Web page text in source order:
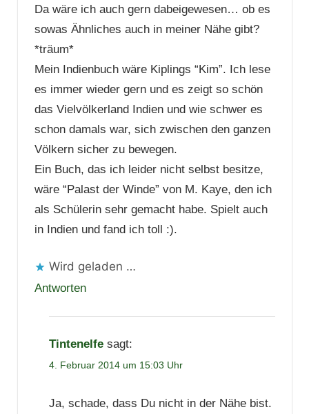
Da wäre ich auch gern dabeigewesen… ob es
sowas Ähnliches auch in meiner Nähe gibt?
*träum*
Mein Indienbuch wäre Kiplings “Kim”. Ich lese
es immer wieder gern und es zeigt so schön
das Vielvölkerland Indien und wie schwer es
schon damals war, sich zwischen den ganzen
Völkern sicher zu bewegen.
Ein Buch, das ich leider nicht selbst besitze,
wäre “Palast der Winde” von M. Kaye, den ich
als Schülerin sehr gemacht habe. Spielt auch
in Indien und fand ich toll :).
Wird geladen …
Antworten
Tintenelfe sagt:
4. Februar 2014 um 15:03 Uhr
Ja, schade, dass Du nicht in der Nähe bist.